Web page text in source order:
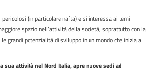
(in particolare nafta) e si interessa ai temi
spazio nell’attività della società, soprattutto con la
grandi potenzialità di sviluppo in un mondo che inizia a
sua attività nel Nord Italia, apre nuove sedi ad